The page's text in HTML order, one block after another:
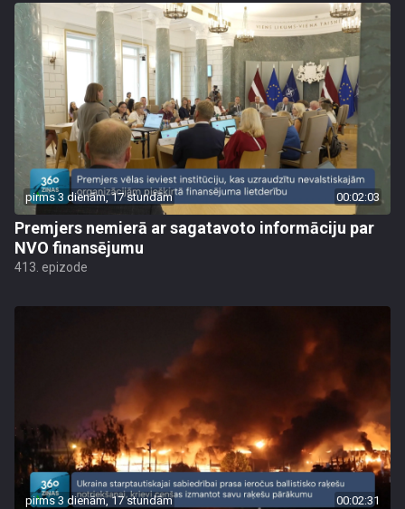
pirms 3 dienām, 17 stundām 00:02:03
Premjers nemierā ar sagatavoto informāciju par
NVO finansējumu
413. epizode
pirms 3 dienām, 17 stundām 00:02:31